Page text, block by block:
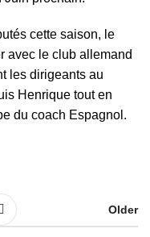
cette saison, le
avec le club allemand
les dirigeants au
Henrique tout en
du coach Espagnol.
Older